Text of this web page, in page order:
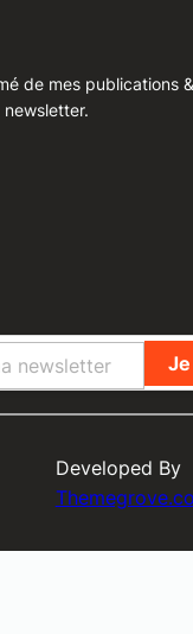
de mes publications
Developed By